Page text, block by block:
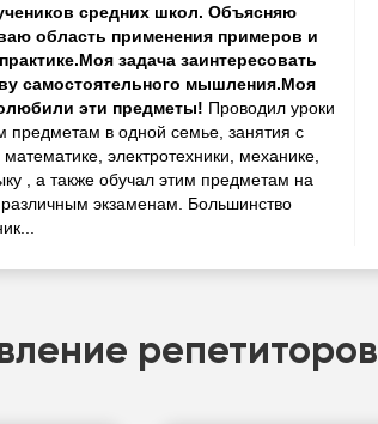
средних школ. Объясняю
область применения примеров и
задача заинтересовать
самостоятельного мышления.Моя
эти предметы! Проводил уроки
предметам в одной семье, занятия с
электротехники, механике,
, а также обучал этим предметам на
различным экзаменам. Большинство
репетиторов